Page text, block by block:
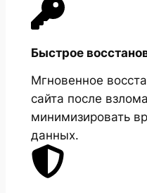
Быстрое
Мгновенное
сайта после
минимизировать
данных.